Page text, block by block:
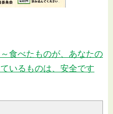
食べたものが、あなたの
いるものは、安全です